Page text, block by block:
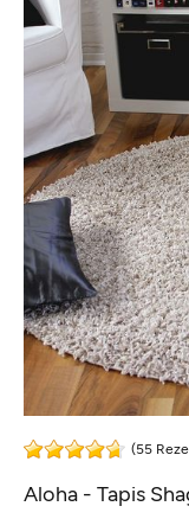
(55
Aloha - Tapis